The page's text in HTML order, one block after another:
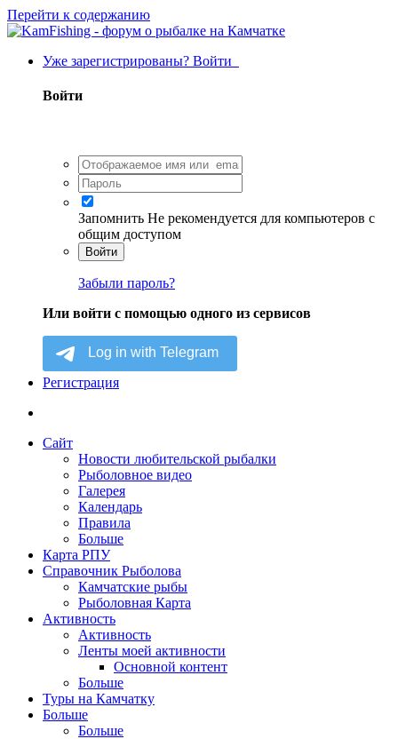
Перейти к содержанию
Уже зарегистрированы? Войти
Войти
Запомнить Не рекомендуется для компьютеров с
общим доступом
Войти
Забыли пароль?
Или войти с помощью одного из сервисов
Регистрация
Сайт
Новости любительской рыбалки
Рыболовное видео
Галерея
Календарь
Правила
Больше
Карта РПУ
Справочник Рыболова
Камчатские рыбы
Рыболовная Карта
Активность
Активность
Ленты моей активности
Основной контент
Больше
Туры на Камчатку
Больше
Больше